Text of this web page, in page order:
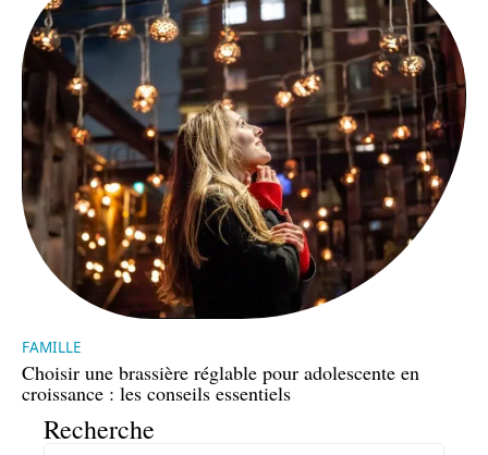
FAMILLE
Choisir une brassière réglable pour adolescente en
croissance : les conseils essentiels
Recherche